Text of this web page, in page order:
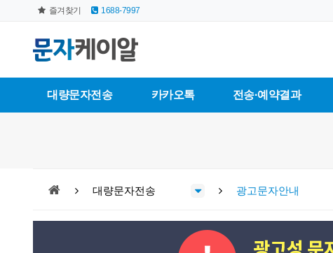
즐겨찾기 1688-7997
대량문자전송 카카오톡 전송·예약결과
대량문자전송 광고문자안내